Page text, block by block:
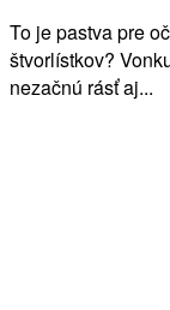
To je pastva pre
štvorlístkov?
nezačnú rásť aj...